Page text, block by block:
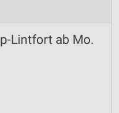
Lintfort ab Mo.